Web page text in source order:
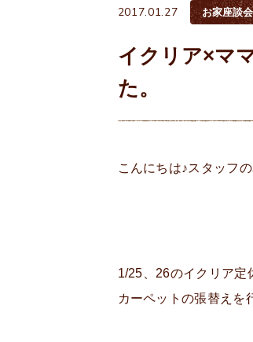
2017.01.27 お家座談会
イクリア×マ
た。
こんにちは♪スタッフ
1/25、26のイクリア定
カーペットの張替えを